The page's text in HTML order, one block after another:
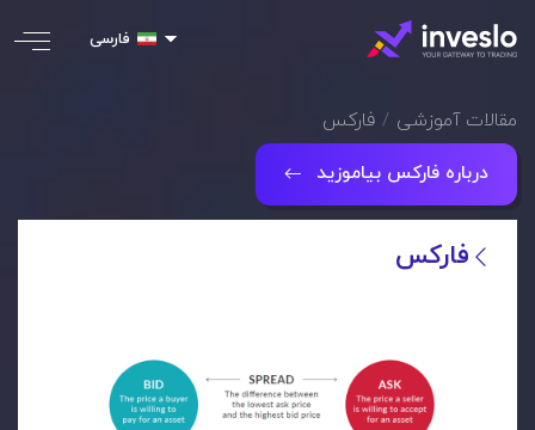
فارسی
مقالات آموزشی فارکس
درباره فارکس بیاموزید
فارکس